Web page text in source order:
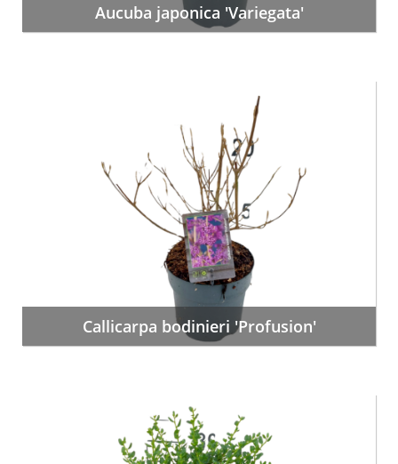
Aucuba japonica 'Variegata'
Callicarpa bodinieri 'Profusion'